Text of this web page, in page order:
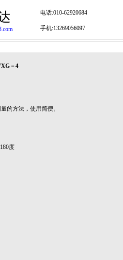
电话:010-62920684
手机:13269056097
－4
的方法，使用简便。
度